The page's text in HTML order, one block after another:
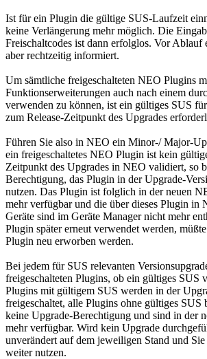
Ist für ein Plugin die gültige SUS-Laufzeit
keine Verlängerung mehr möglich. Die
Freischaltcodes ist dann erfolglos. Vor Ablauf
aber rechtzeitig informiert.
Um sämtliche freigeschalteten NEO Plugins
Funktionserweiterungen auch nach einem
verwenden zu können, ist ein gültiges SUS
zum Release-Zeitpunkt des Upgrades
Führen Sie also in NEO ein Minor-/ Major-
ein freigeschaltetes NEO Plugin ist kein
Zeitpunkt des Upgrades in NEO validiert, so
Berechtigung, das Plugin in der Upgrade-
nutzen. Das Plugin ist folglich in der neuen
mehr verfügbar und die über dieses Plugin in
Geräte sind im Geräte Manager nicht mehr
Plugin später erneut verwendet werden,
Plugin neu erworben werden.
Bei jedem für SUS relevanten
freigeschalteten Plugins, ob ein gültiges SUS
Plugins mit gültigem SUS werden in der
freigeschaltet, alle Plugins ohne gültiges SUS
keine Upgrade-Berechtigung und sind in der
mehr verfügbar. Wird kein Upgrade
unverändert auf dem jeweiligen Stand und
weiter nutzen.